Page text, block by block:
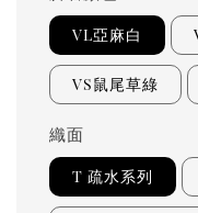
VL亞麻白
VS鼠尾草綠
織面
T 疏水系列